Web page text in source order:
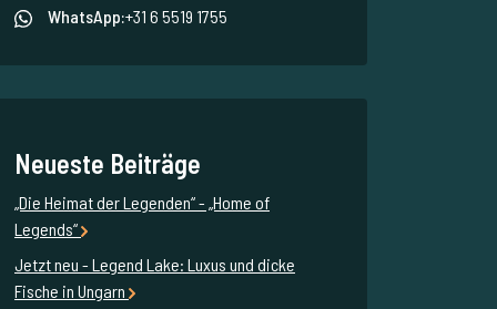
WhatsApp:+31 6 5519 1755
Neueste Beiträge
„Die Heimat der Legenden“ - „Home of
Legends“
Jetzt neu - Legend Lake: Luxus und dicke
Fische in Ungarn